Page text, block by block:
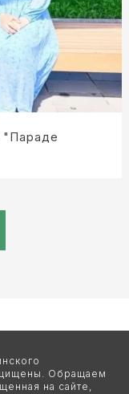
"Параде
Обращаем
на сайте,